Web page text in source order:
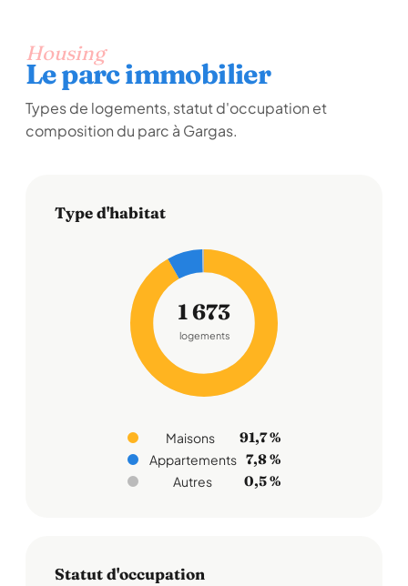
Housing
Le parc immobilier
Types de logements, statut d'occupation et
composition du parc à Gargas.
Type d'habitat
1 673
logements
Maisons 91,7 %
Appartements 7,8 %
Autres 0,5 %
Statut d'occupation